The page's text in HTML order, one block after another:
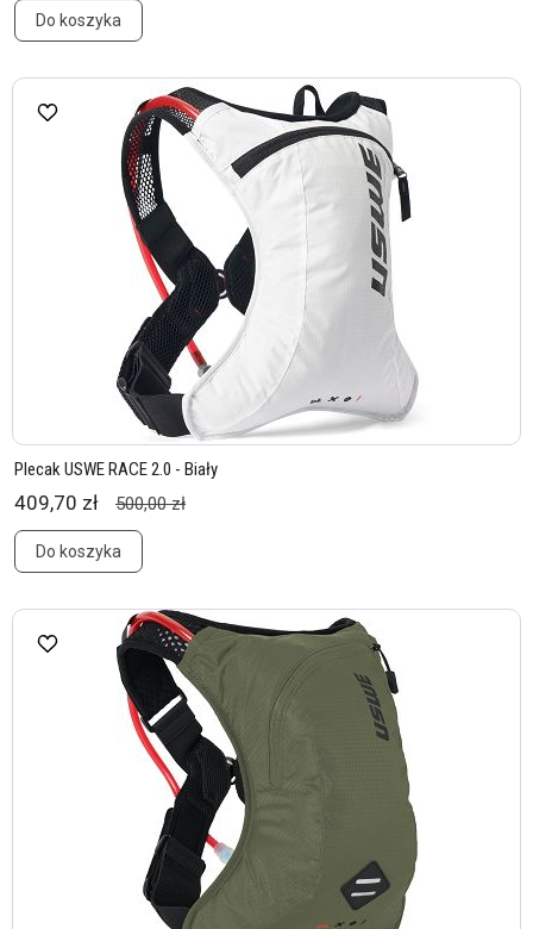
Do koszyka
Plecak USWE RACE 2.0 - Biały
409,70 zł 500,00 zł
Do koszyka